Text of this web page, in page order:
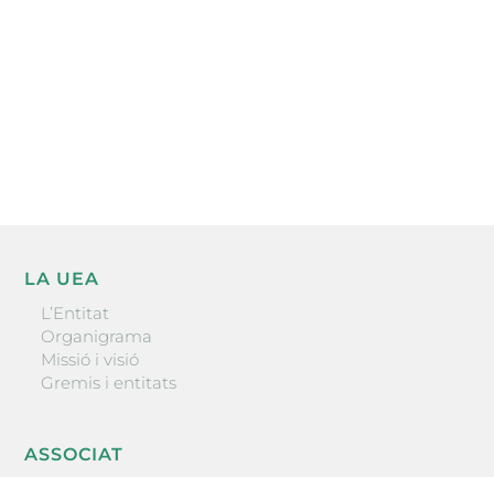
LA UEA
L’Entitat
Organigrama
Missió i visió
Gremis i entitats
ASSOCIAT